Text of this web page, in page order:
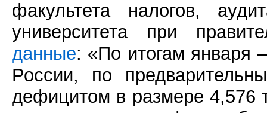
факультета налогов,
университета при
данные: «По итогам января
России, по
дефицитом в размере 4,576